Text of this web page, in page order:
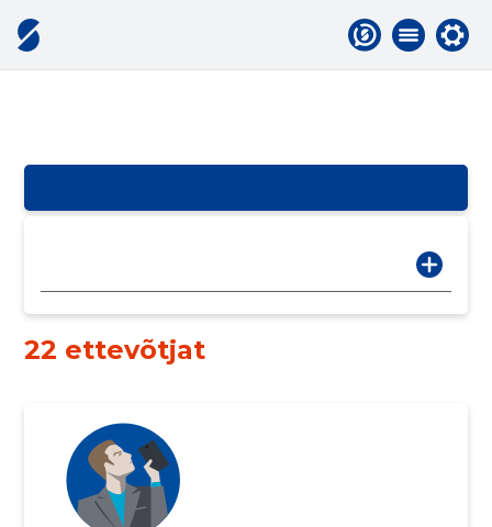
22 ettevõtjat